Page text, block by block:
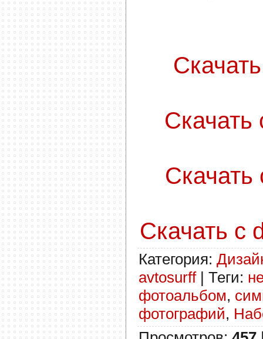
Скачать
Скачать
Скачать с
Категория:
avtosurff| Теги:
фотоальбом,
фотографий,